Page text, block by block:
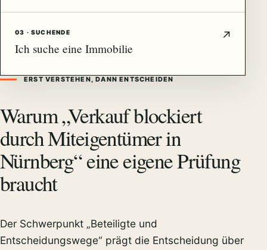
03 · SUCHENDE
Ich suche eine Immobilie
ERST VERSTEHEN, DANN ENTSCHEIDEN
Warum „Verkauf blockiert
durch Miteigentümer in
Nürnberg“ eine eigene Prüfung
braucht
Der Schwerpunkt „Beteiligte und
Entscheidungswege“ prägt die Entscheidung über